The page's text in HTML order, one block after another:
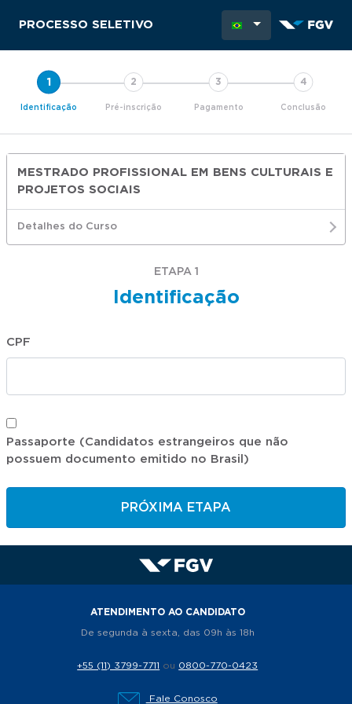
PROCESSO SELETIVO
Identificação Pré-inscrição Pagamento Conclusão
MESTRADO PROFISSIONAL EM BENS CULTURAIS E
PROJETOS SOCIAIS
Detalhes do Curso
ETAPA 1
Identificação
CPF
Passaporte (Candidatos estrangeiros que não
possuem documento emitido no Brasil)
PRÓXIMA ETAPA
ATENDIMENTO AO CANDIDATO
De segunda à sexta, das 09h às 18h
+55 (11) 3799-7711 ou 0800-770-0423
Fale Conosco